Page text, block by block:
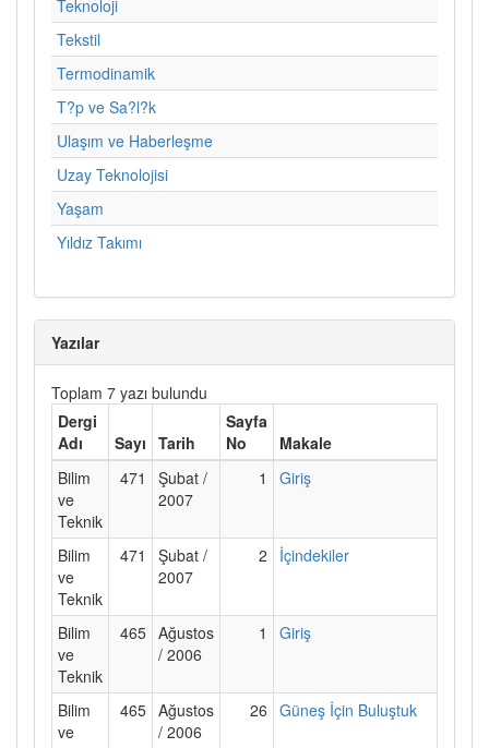
Teknoloji
Tekstil
Termodinamik
T?p ve Sa?l?k
Ulaşım ve Haberleşme
Uzay Teknolojisi
Yaşam
Yıldız Takımı
Yazılar
Toplam 7 yazı bulundu
Dergi
Adı
Sayı Tarih
Sayfa
No
Makale
Bilim
ve
Teknik
471
Şubat /
2007
1 Giriş
Bilim
ve
Teknik
471
Şubat /
2007
2 İçindekiler
Bilim
ve
Teknik
465 Ağustos
/ 2006
1 Giriş
Bilim
ve
465 Ağustos
/ 2006
26 Güneş İçin Buluştuk